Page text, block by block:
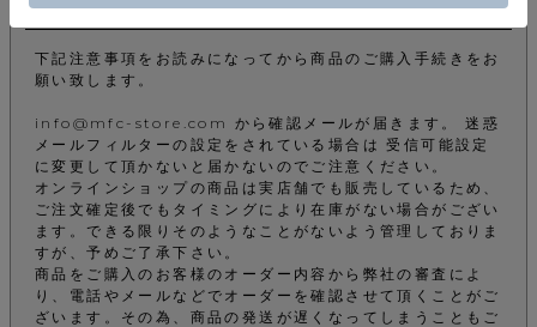
下記注意事項をお読みになってから商品のご購入手続きをお
願い致します。
info@mfc-store.com から確認メールが届きます。 迷惑
メールフィルターの設定をされている場合は 受信可能設定
に変更して頂かないと届かないのでご注意ください。
オンラインショップの商品は実店舗でも販売しているため、
ご注文確定後でもタイミングにより在庫がない場合がござい
ます。できる限りそのようなことがないよう管理しておりま
すが、予めご了承下さい。
商品をご購入のお客様のオーダー内容から弊社の審査によ
り、電話やメールなどでオーダーを確認させて頂くことがご
ざいます。その為、商品の発送が遅くなってしまうこともご